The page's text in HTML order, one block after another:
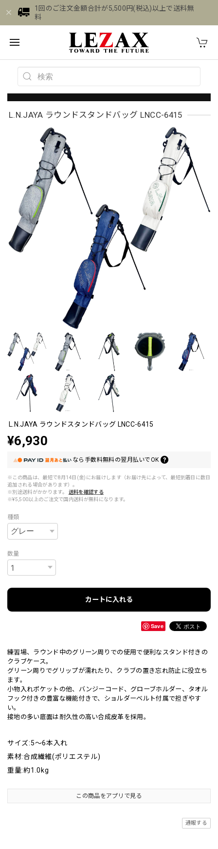
1回のご注文金額合計が5,500円(税込)以上で送料無
料
L.N.JAYA ラウンドスタンドバッグ LNCC-6415
L.N.JAYA ラウンドスタンドバッグ LNCC-6415
¥6,930
なら 手数料無料の翌月払いでOK
※この商品は、最短で8月14日(金)にお届けします（お届け先によって、最短到着日に数日
追加される場合があります）。
※別途送料がかかります。
送料を確認する
※¥5,500以上のご注文で国内送料が無料になります。
種類
数量
カートに入れる
Save
練習場、ラウンド中のグリーン周りでの使用で便利なスタンド付きの
クラブケース。
グリーン周りでグリップが濡れたり、クラブの置き忘れ防止に役立ち
ます。
小物入れポケットの他、バンジーコード、グローブホルダー、タオル
フック付きの豊富な機能付きで、ショルダーベルト付属で担ぎやす
い。
接地の多い底面は耐久性の高い合成皮革を採用。
サイズ:5～6本入れ
素材:合成繊維(ポリエステル)
重量:約1.0kg
この商品をアプリで見る
通報する